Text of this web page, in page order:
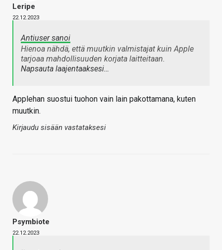
Leripe
22.12.2023
Antiuser sanoi
Hienoa nähdä, että muutkin valmistajat kuin Apple
tarjoaa mahdollisuuden korjata laitteitaan.
Napsauta laajentaaksesi…
Applehan suostui tuohon vain lain pakottamana, kuten
muutkin.
Kirjaudu sisään vastataksesi
Psymbiote
22.12.2023